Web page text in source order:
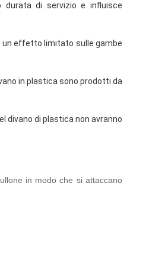
durata di servizio e influisce
un effetto limitato sulle gambe
in plastica sono prodotti da
divano di plastica non avranno
in modo che si attaccano